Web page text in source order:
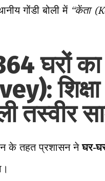
गोंडी बोली में “केंता
घरों
तस्वीर
के तहत प्रशासन नेघर-